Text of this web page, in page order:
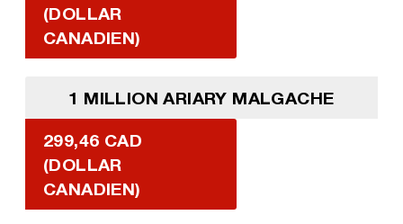
(DOLLAR
CANADIEN)
1 MILLION ARIARY MALGACHE
299,46 CAD
(DOLLAR
CANADIEN)